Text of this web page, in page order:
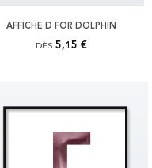
AFFICHE D FOR DOLPHIN
DÈS 5,15 €